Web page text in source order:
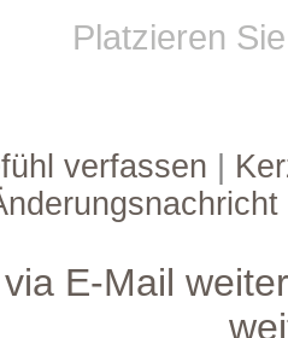
Platzieren
verfassen
E-Mail